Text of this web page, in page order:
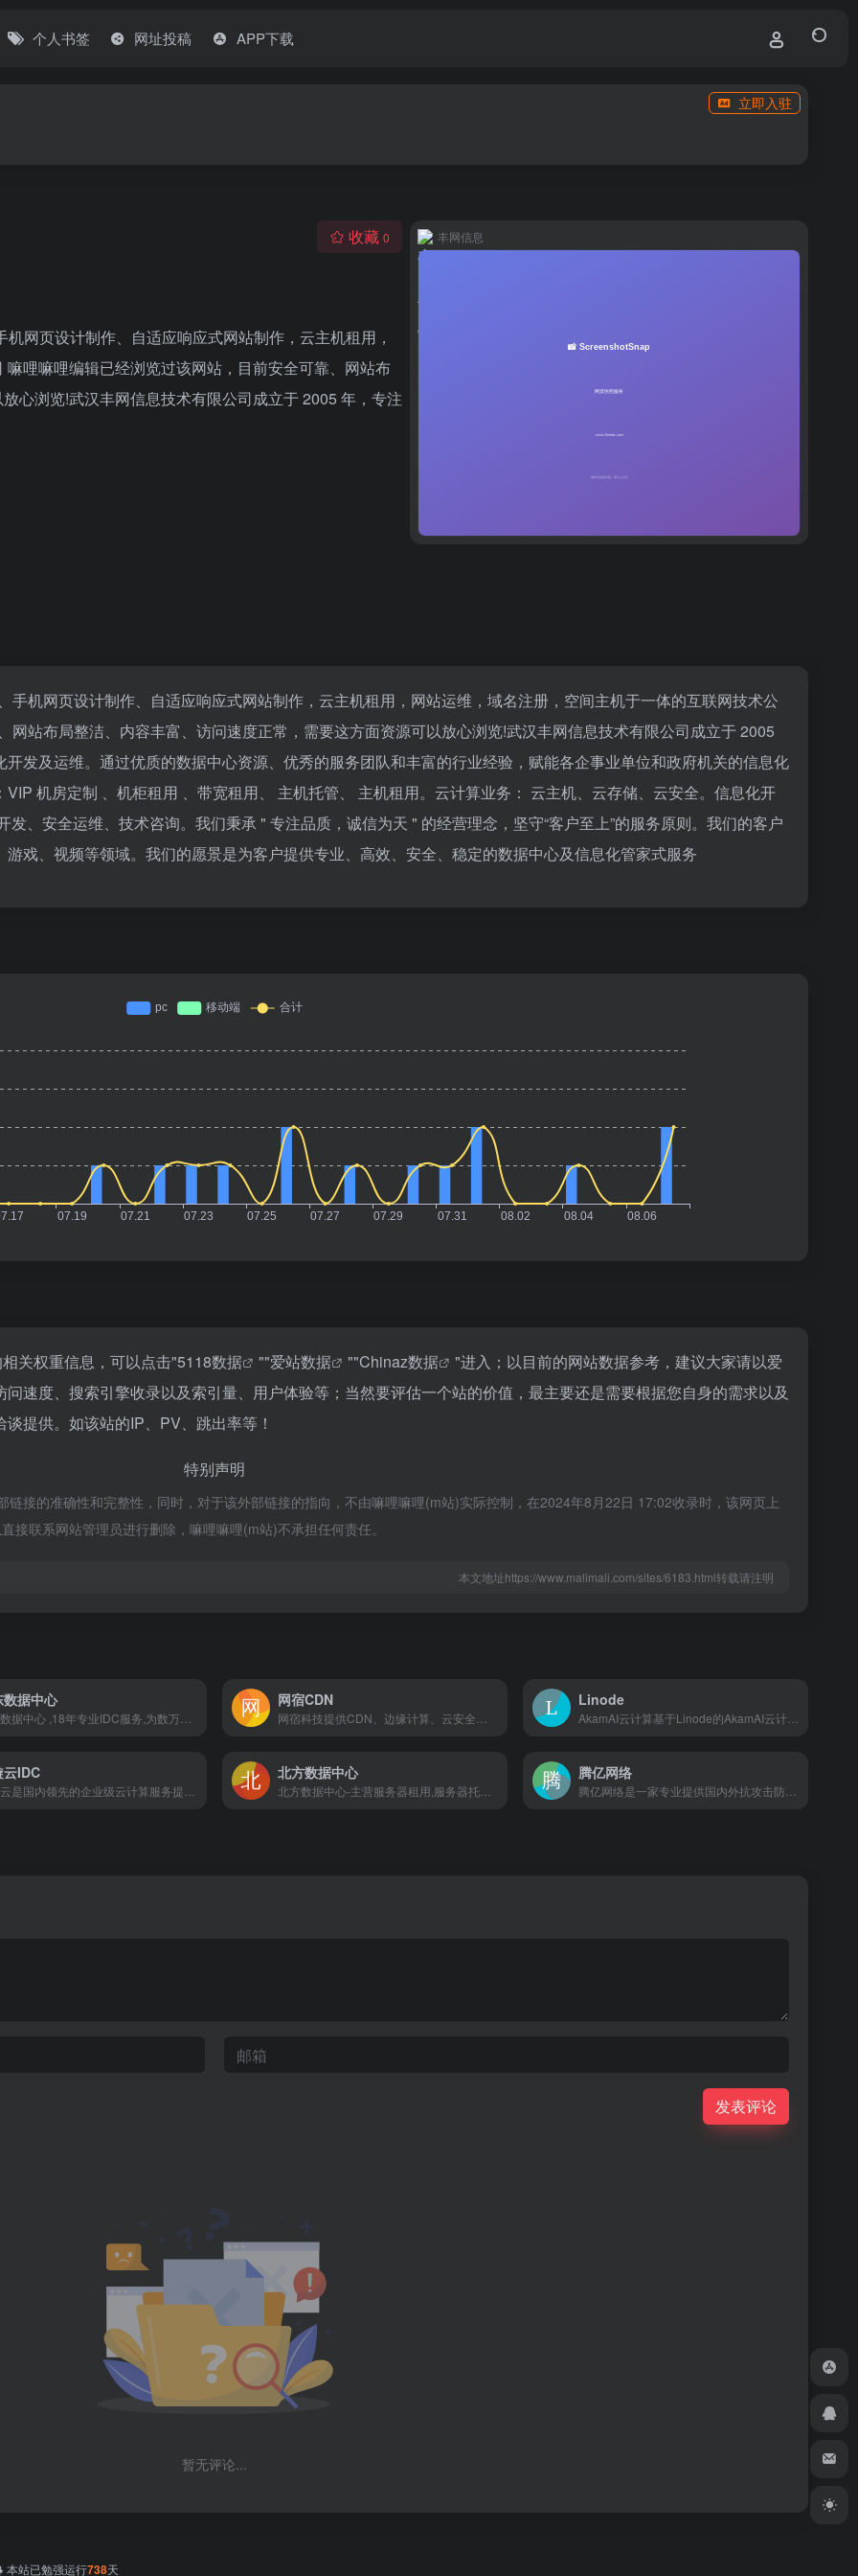
个人书签 网址投稿 APP下载
立即入驻
收藏 0
网页设计制作、自适应响应式网站制作，云主机租用，
哩嘛哩编辑已经浏览过该网站，目前安全可靠、网站布
心浏览!武汉丰网信息技术有限公司成立于 2005 年，专注
丰网信息
机网页设计制作、自适应响应式网站制作，云主机租用，网站运维，域名注册，空间主机于一体的互联网技术公
网站布局整洁、内容丰富、访问速度正常，需要这方面资源可以放心浏览!武汉丰网信息技术有限公司成立于 2005
发及运维。通过优质的数据中心资源、优秀的服务团队和丰富的行业经验，赋能各企事业单位和政府机关的信息化
机房定制 、机柜租用 、带宽租用、 主机托管、 主机租用。云计算业务： 云主机、云存储、云安全。信息化开
、安全运维、技术咨询。我们秉承 " 专注品质，诚信为天 " 的经营理念，坚守“客户至上”的服务原则。我们的客户
戏、视频等领域。我们的愿景是为客户提供专业、高效、安全、稳定的数据中心及信息化管家式服务
关权重信息，可以点击"5118数据 ""爱站数据 ""Chinaz数据
"进入；以目前的网站数据参考，建议大家请以爱
速度、搜索引擎收录以及索引量、用户体验等；当然要评估一个站的价值，最主要还是需要根据您自身的需求以及
提供。如该站的IP、PV、跳出率等！
特别声明
接的准确性和完整性，同时，对于该外部链接的指向，不由嘛哩嘛哩(m站)实际控制，在2024年8月22日 17:02收录时，该网页上
联系网站管理员进行删除，嘛哩嘛哩(m站)不承担任何责任。
本文地址https://www.malimali.com/sites/6183.html转载请注明
数据中心 网宿CDN Linode
云IDC 北方数据中心 腾亿网络
发表评论
暂无评论...
本站已勉强运行738天